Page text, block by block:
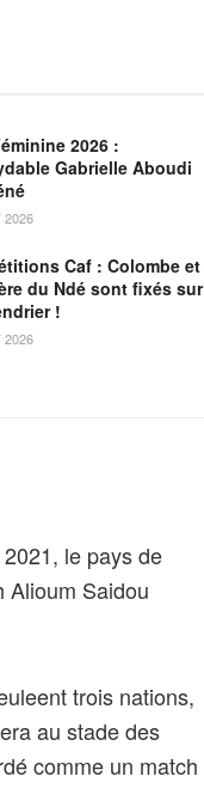
2026 :
Gabrielle Aboudi
2026
Caf : Colombe et
du Ndé sont fixés sur
!
2026
le pays de
Alioum Saidou
trois nations,
au stade des
comme un match